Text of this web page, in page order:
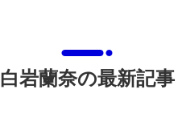
白岩蘭奈の最新記事